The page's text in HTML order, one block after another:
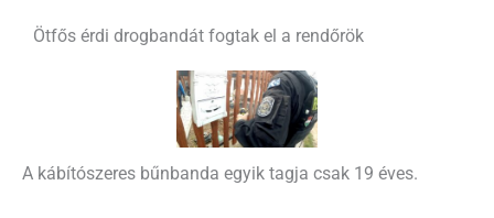
Ötfős érdi drogbandát fogtak el a rendőrök
A kábítószeres bűnbanda egyik tagja csak 19 éves.